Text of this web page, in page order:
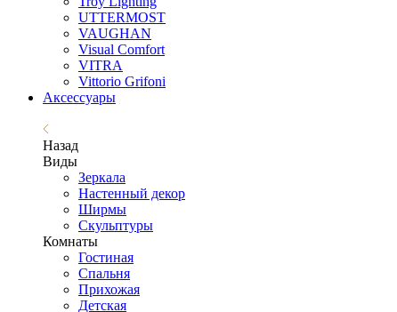
UTTERMOST
VAUGHAN
Visual Comfort
VITRA
Vittorio Grifoni
Аксессуары
Назад
Виды
Зеркала
Настенный декор
Ширмы
Скульптуры
Комнаты
Гостиная
Спальня
Прихожая
Детская